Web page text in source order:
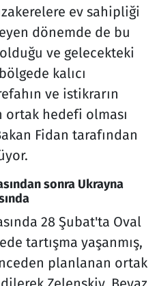
ev sahipliği
dönemde de bu
ve gelecekteki
kalıcı
ve istikrarın
hedefi olması
Fidan tarafından
sonra Ukrayna
28 Şubat'ta Oval
tartışma yaşanmış,
planlanan ortak